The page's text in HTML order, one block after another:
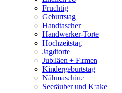
Fruchtig
Geburtstag
Handtaschen
Handwerker-Torte
Hochzeitstag
Jagdtorte
Jubiläen + Firmen
Kindergeburtstag
Nähmaschine
Seeräuber und Krake